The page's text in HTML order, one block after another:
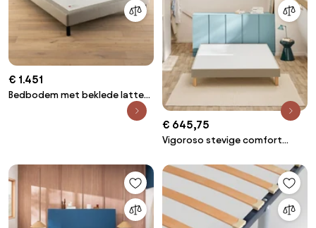
€ 1.451
Bedbodem met beklede latten
€ 645,75
Vigoroso stevige comfort